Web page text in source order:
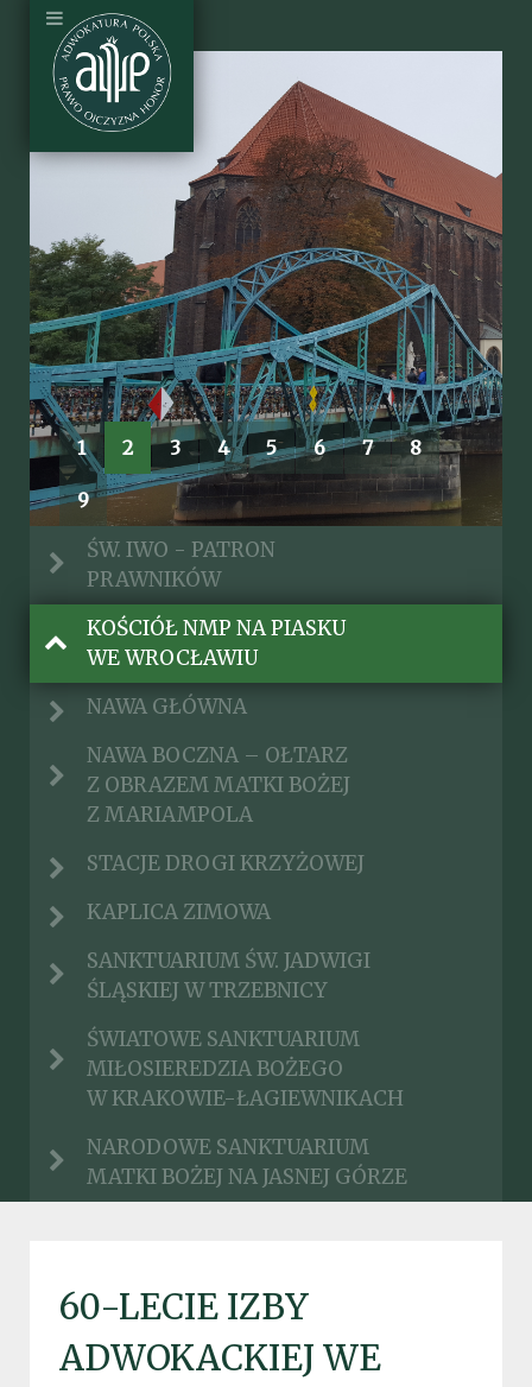
1 2 3 4 5 6 7 8
9
ŚW. IWO - PATRON
PRAWNIKÓW
KOŚCIÓŁ NMP NA PIASKU
WE WROCŁAWIU
NAWA GŁÓWNA
NAWA BOCZNA – OŁTARZ
Z OBRAZEM MATKI BOŻEJ
Z MARIAMPOLA
STACJE DROGI KRZYŻOWEJ
KAPLICA ZIMOWA
SANKTUARIUM ŚW. JADWIGI
ŚLĄSKIEJ W TRZEBNICY
ŚWIATOWE SANKTUARIUM
MIŁOSIEREDZIA BOŻEGO
W KRAKOWIE-ŁAGIEWNIKACH
NARODOWE SANKTUARIUM
MATKI BOŻEJ NA JASNEJ GÓRZE
60-LECIE IZBY
ADWOKACKIEJ WE